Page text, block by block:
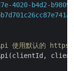
4020-b4d2-
使用默认的